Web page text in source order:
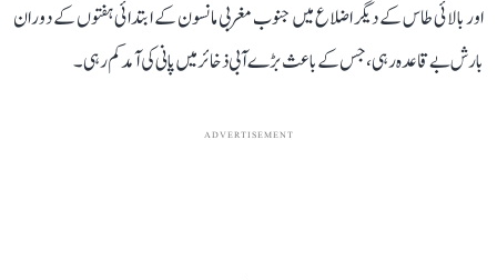
اور بالائی طاس کے دیگر اضلاع میں جنوب مغربی مانسون کے ابتدائی ہفتوں کے دوران
بارش بے قاعدہ رہی، جس کے باعث بڑے آبی ذخائر میں پانی کی آمد کم رہی۔
ADVERTISEMENT